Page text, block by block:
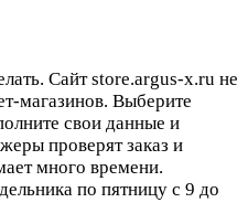
Сайт store.argus-x.ru не
магазинов. Выберите
свои данные и
проверят заказ и
много времени.
по пятницу с 9 до